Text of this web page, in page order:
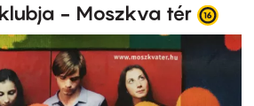
- Moszkva tér